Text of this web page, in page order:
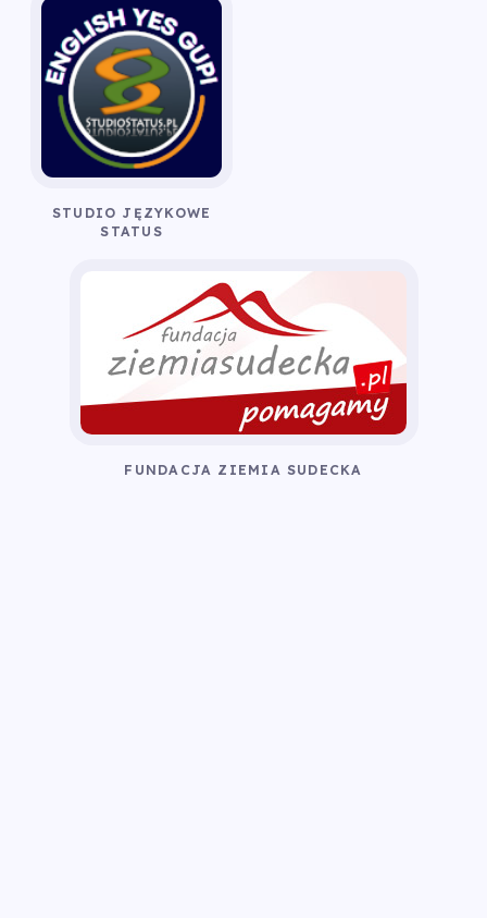
STUDIO JĘZYKOWE
STATUS
FUNDACJA ZIEMIA SUDECKA